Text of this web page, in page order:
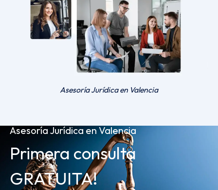
Asesoría Jurídica en Valencia
Asesoría Jurídica en Valencia
Primera consulta
GRATUITA!